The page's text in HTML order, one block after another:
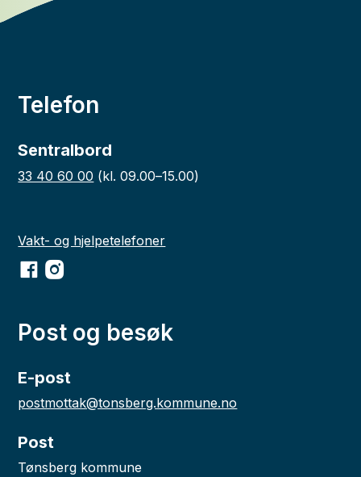
Telefon
Sentralbord
33 40 60 00 (kl. 09.00–15.00)
Vakt- og hjelpetelefoner
Facebook
Instagram
Post og besøk
E-post
postmottak@tonsberg.kommune.no
Post
Tønsberg kommune